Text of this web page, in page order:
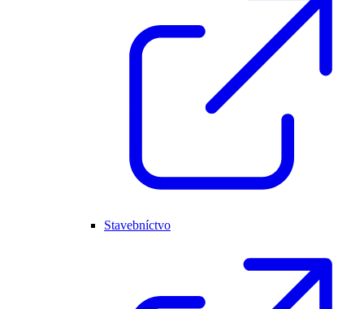
Stavebníctvo